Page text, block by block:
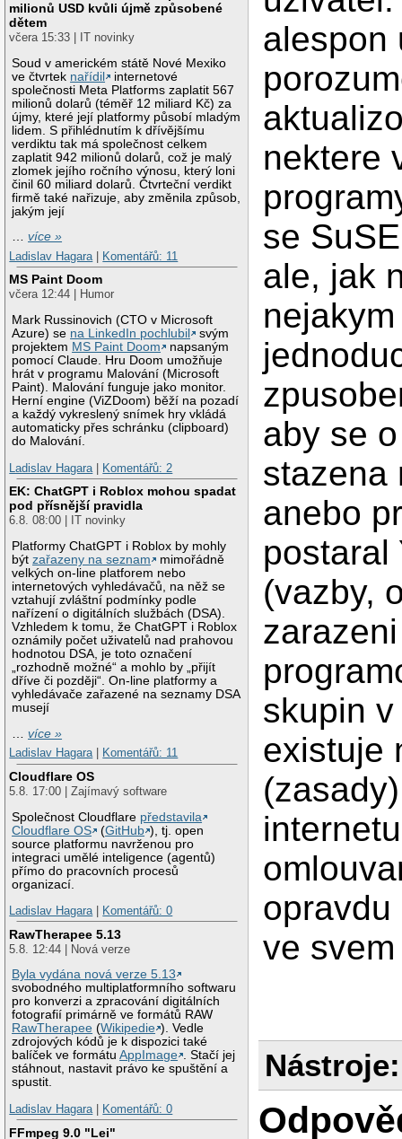
milionů USD kvůli újmě způsobené
dětem
včera 15:33 | IT novinky
Soud v americkém státě Nové Mexiko
ve čtvrtek nařídil
internetové
společnosti Meta Platforms zaplatit 567
milionů dolarů (téměř 12 miliard Kč) za
újmy, které její platformy působí mladým
lidem. S přihlédnutím k dřívějšímu
verdiktu tak má společnost celkem
zaplatit 942 milionů dolarů, což je malý
zlomek jejího ročního výnosu, který loni
činil 60 miliard dolarů. Čtvrteční verdikt
firmě také nařizuje, aby změnila způsob,
jakým její
…více »
Ladislav Hagara
Komentářů: 11
MS Paint Doom
včera 12:44 | Humor
Mark Russinovich (CTO v Microsoft
Azure) se na LinkedIn pochlubil
svým
projektem MS Paint Doom
napsaným
pomocí Claude. Hru Doom umožňuje
hrát v programu Malování (Microsoft
Paint). Malování funguje jako monitor.
Herní engine (ViZDoom) běží na pozadí
a každý vykreslený snímek hry vkládá
automaticky přes schránku (clipboard)
do Malování.
Ladislav Hagara
Komentářů: 2
EK: ChatGPT i Roblox mohou spadat
pod přísnější pravidla
6.8. 08:00 | IT novinky
Platformy ChatGPT i Roblox by mohly
býtzařazeny na seznam
mimořádně
velkých on-line platforem nebo
internetových vyhledávačů, na něž se
vztahují zvláštní podmínky podle
nařízení o digitálních službách (DSA).
Vzhledem k tomu, že ChatGPT i Roblox
oznámily počet uživatelů nad prahovou
hodnotou DSA, je toto označení
„rozhodně možné“ a mohlo by „přijít
dříve či později“. On-line platformy a
vyhledávače zařazené na seznamy DSA
musejí
…více »
Ladislav Hagara| Komentářů: 11
Cloudflare OS
5.8. 17:00 | Zajímavý software
Společnost Cloudflare představila
Cloudflare OS
(GitHub ), tj. open
source platformu navrženou pro
integraci umělé inteligence (agentů)
přímo do pracovních procesů
organizací.
Ladislav Hagara| Komentářů: 0
RawTherapee 5.13
5.8. 12:44 | Nová verze
Byla vydána nová verze 5.13
svobodného multiplatformního softwaru
pro konverzi a zpracování digitálních
fotografií primárně ve formátů RAW
RawTherapee (Wikipedie ). Vedle
zdrojových kódů je k dispozici také
balíček ve formátuAppImage . Stačí jej
stáhnout, nastavit právo ke spuštění a
spustit.
Ladislav Hagara| Komentářů: 0
FFmpeg 9.0 "Lei"
alespon
nektere
se
ale, jak
nejakym
aby se
stazena
anebo
postaral
(vazby,
skupin
existuje
opravdu
ve
Nástroje: